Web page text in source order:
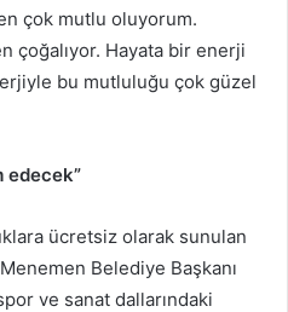
çok mutlu oluyorum.
çoğalıyor. Hayata bir enerji
bu mutluluğu çok güzel
edecek”
ücretsiz olarak sunulan
Belediye Başkanı
ve sanat dallarındaki